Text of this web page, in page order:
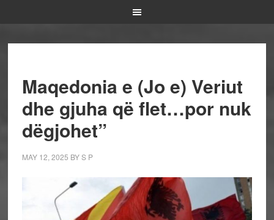
Maqedonia e (Jo e) Veriut
dhe gjuha që flet…por nuk
dëgjohet”
MAY 12, 2025 BYS P